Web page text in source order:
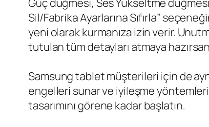
Güç düğmesi, Ses Yükseltme
Sil/Fabrika Ayarlarına Sıfırla”
yeni olarak kurmanıza izin verir.
tutulan tüm detayları atmaya
Samsung tablet müşterileri için de
engelleri sunar ve iyileşme yöntemleri
tasarımını görene kadar başlatın.